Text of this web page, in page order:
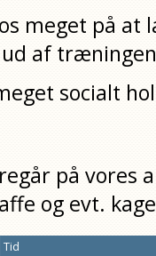
meget på at
af
socialt
på vores
og evt. kage
Tid